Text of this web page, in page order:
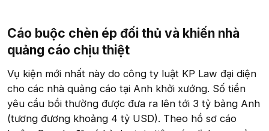
Cáo buộc chèn ép đối thủ và khiến nhà
quảng cáo chịu thiệt​
Vụ kiện mới nhất này do công ty luật KP Law đại diện
cho các nhà quảng cáo tại Anh khởi xướng. Số tiền
yêu cầu bồi thường được đưa ra lên tới 3 tỷ bảng Anh
(tương đương khoảng 4 tỷ USD). Theo hồ sơ cáo